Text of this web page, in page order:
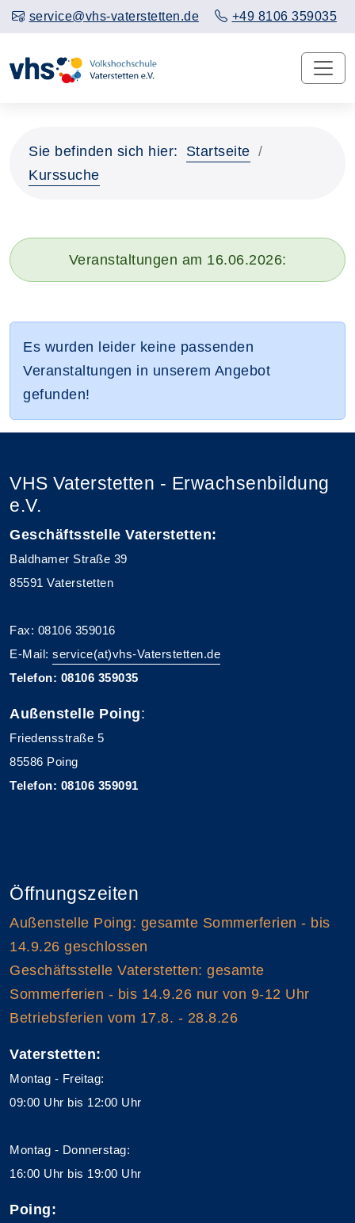
service@vhs-vaterstetten.de +49 8106 359035
Sie befinden sich hier:
Startseite
Kurssuche
Veranstaltungen am 16.06.2026:
Es wurden leider keine passenden
Veranstaltungen in unserem Angebot
gefunden!
VHS Vaterstetten - Erwachsenbildung
e.V.
Geschäftsstelle Vaterstetten:
Baldhamer Straße 39
85591 Vaterstetten
Fax: 08106 359016
E-Mail: service(at)vhs-Vaterstetten.de
Telefon: 08106 359035
Außenstelle Poing:
Friedensstraße 5
85586 Poing
Telefon: 08106 359091
Öffnungszeiten
Außenstelle Poing: gesamte Sommerferien - bis
14.9.26 geschlossen
Geschäftsstelle Vaterstetten: gesamte
Sommerferien - bis 14.9.26 nur von 9-12 Uhr
Betriebsferien vom 17.8. - 28.8.26
Vaterstetten:
Montag - Freitag:
09:00 Uhr bis 12:00 Uhr
Montag - Donnerstag:
16:00 Uhr bis 19:00 Uhr
Poing: